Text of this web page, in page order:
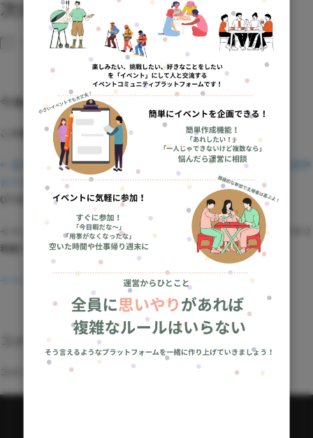
ッ次のイベント
No upcoming events
今後のイベント
この開催場所で予定されているイベントはありません。
← 前の記事：オンライン哲学カフェ8 – URL次の記事：オンライン哲学
カフェ10 – URL →
OTONAEVENTをもっと楽しむ
イベント一覧・会場探し・主催者向けページなど、目的に合わせてすぐ
移動できます。
イベント一覧へ
コメントを残す
コメントを投稿するには ログイン が必要です。